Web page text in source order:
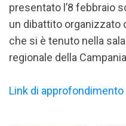
presentato l’8 febbraio
un dibattito organizzato
che si è tenuto nella
regionale della
Link di approfondimento